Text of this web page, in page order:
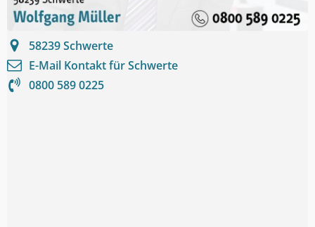
58239Schwerte
E-Mail Kontakt fürSchwerte
0800 589 0225